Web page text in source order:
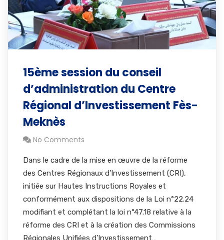
15ème session du conseil
d’administration du Centre
Régional d’Investissement Fès-
Meknès
No Comments
Dans le cadre de la mise en œuvre de la réforme
des Centres Régionaux d’Investissement (CRI),
initiée sur Hautes Instructions Royales et
conformément aux dispositions de la Loi n°22.24
modifiant et complétant la loi n°47.18 relative à la
réforme des CRI et à la création des Commissions
Régionales Unifiées d’Investissement…